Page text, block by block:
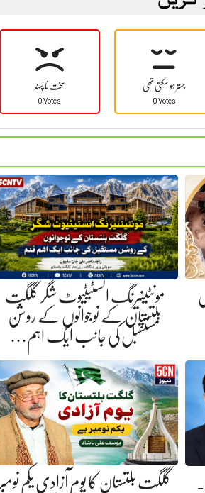
سخت نا پسند
0 Votes
بہتر ہو سکتی تھی
0 Votes
مونٹینیرنگ انسٹیٹیوٹ شگر گلگت
بلتستان کے نوجوانوں کے روشن
مستقبل کی جانب ایک اہم…
گلگت بلتستان کا یوم آزادی یکم نومبر